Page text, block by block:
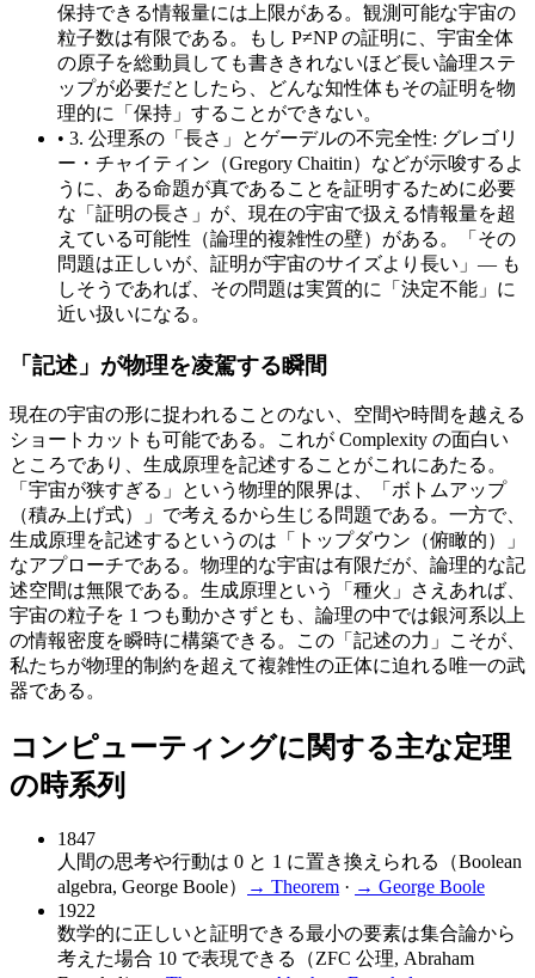
保持できる情報量には上限がある。観測可能な宇宙の
粒子数は有限である。もし P≠NP の証明に、宇宙全体
の原子を総動員しても書ききれないほど長い論理ステ
ップが必要だとしたら、どんな知性体もその証明を物
理的に「保持」することができない。
• 3. 公理系の「長さ」とゲーデルの不完全性: グレゴリ
ー・チャイティン（Gregory Chaitin）などが示唆するよ
うに、ある命題が真であることを証明するために必要
な「証明の長さ」が、現在の宇宙で扱える情報量を超
えている可能性（論理的複雑性の壁）がある。「その
問題は正しいが、証明が宇宙のサイズより長い」— も
しそうであれば、その問題は実質的に「決定不能」に
近い扱いになる。
「記述」が物理を凌駕する瞬間
現在の宇宙の形に捉われることのない、空間や時間を越える
ショートカットも可能である。これが Complexity の面白い
ところであり、生成原理を記述することがこれにあたる。
「宇宙が狭すぎる」という物理的限界は、「ボトムアップ
（積み上げ式）」で考えるから生じる問題である。一方で、
生成原理を記述するというのは「トップダウン（俯瞰的）」
なアプローチである。物理的な宇宙は有限だが、論理的な記
述空間は無限である。生成原理という「種火」さえあれば、
宇宙の粒子を 1 つも動かさずとも、論理の中では銀河系以上
の情報密度を瞬時に構築できる。この「記述の力」こそが、
私たちが物理的制約を超えて複雑性の正体に迫れる唯一の武
器である。
コンピューティングに関する主な定理
の時系列
1847
人間の思考や行動は 0 と 1 に置き換えられる（Boolean
algebra, George Boole）
→ Theorem · → George Boole
1922
数学的に正しいと証明できる最小の要素は集合論から
考えた場合 10 で表現できる（ZFC 公理, Abraham